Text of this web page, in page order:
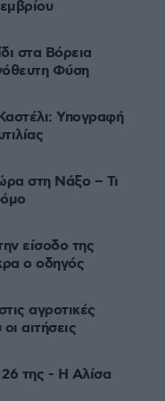
στα Βόρεια
Φύση
Υπογραφή
στη Νάξο – Τι
είσοδο της
ο οδηγός
αγροτικές
αιτήσεις
της - Η Αλίσα